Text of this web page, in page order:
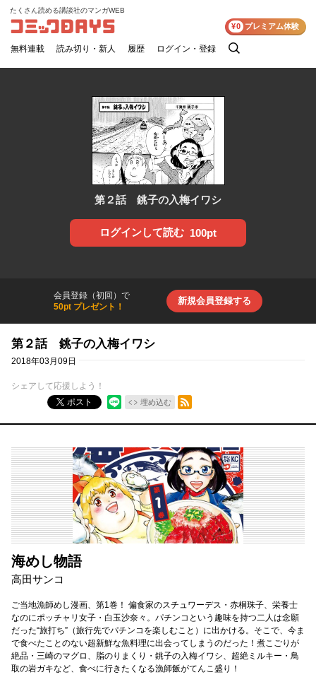
コミックDAYS
たくさん読める講談社のマンガWEB
無料連載 読み切り・新人 履歴 ログイン・登録
検
¥0 プレミアム体験
第２話 銚子の入梅イワシ
ログインして読む 100pt
会員登録（初回）で
50pt プレゼント！
新規会員登録する
第２話 銚子の入梅イワシ
2018年03月09日
シェアして応援しよう！
ポスト
埋め込む
RSSフィード
海めし物語
高田サンコ
ご当地漁師めし漫画、第1巻！ 偏食家のスチュワーデス・赤桐珠子、栄養士
なのにポッチャリ女子・白玉沙奈々。パチンコという趣味を持つ二人は念願
だった“旅打ち”（旅行先でパチンコを楽しむこと）に出かける。そこで、今ま
で食べたことのない超新鮮な魚料理に出会ってしまうのだった！煮こごりが
絶品・三崎のマグロ、脂のりまくり・銚子の入梅イワシ、超絶ミルキー・鳥
取の岩ガキなど、食べに行きたくなる漁師飯がてんこ盛り！